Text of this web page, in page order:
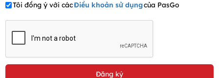
Tôi đồng ý với cácĐiều khoản sử dụngcủa PasGo